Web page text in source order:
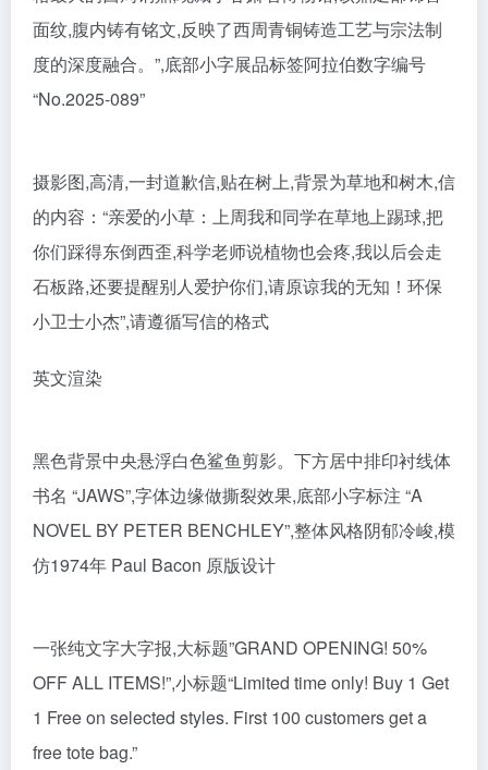
面纹,腹内铸有铭文,反映了西周青铜铸造工艺与宗法制
度的深度融合。”,底部小字展品标签阿拉伯数字编号
“No.2025-089”
摄影图,高清,一封道歉信,贴在树上,背景为草地和树木,信
的内容：“亲爱的小草：上周我和同学在草地上踢球,把
你们踩得东倒西歪,科学老师说植物也会疼,我以后会走
石板路,还要提醒别人爱护你们,请原谅我的无知！环保
小卫士小杰”,请遵循写信的格式
英文渲染
黑色背景中央悬浮白色鲨鱼剪影。下方居中排印衬线体
书名 “JAWS”,字体边缘做撕裂效果,底部小字标注 “A
NOVEL BY PETER BENCHLEY”,整体风格阴郁冷峻,模
仿1974年 Paul Bacon 原版设计
一张纯文字大字报,大标题”GRAND OPENING! 50%
OFF ALL ITEMS!”,小标题“Limited time only! Buy 1 Get
1 Free on selected styles. First 100 customers get a
free tote bag.”